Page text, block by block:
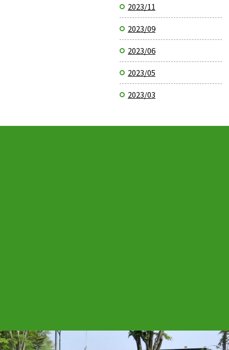
2023/11
2023/09
2023/06
2023/05
2023/03